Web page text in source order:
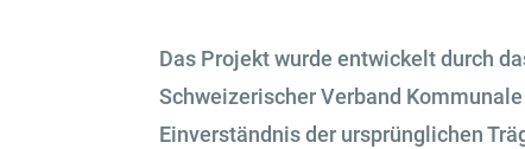
Das Projekt wurde entwickelt durch
Schweizerischer Verband
Einverständnis der ursprünglichen